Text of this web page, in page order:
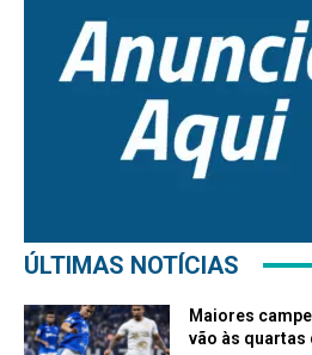
ÚLTIMAS NOTÍCIAS
Maiores
vão às quartas